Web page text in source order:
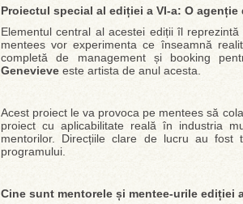
Proiectul special al ediției a VI-a: O
Elementul central al acestei ediții îl
mentees vor experimenta ce înseamnă
completă de management și booking
Genevieve este artista de anul acesta.
Acest proiect le va provoca pe mentees să
proiect cu aplicabilitate reală în industria
mentorilor. Direcțiile clare de lucru au
programului.
Cine sunt mentorele și mentee-urile ediției